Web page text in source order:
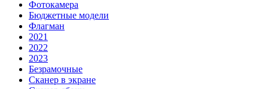
Фотокамера
Бюджетные модели
Флагман
2021
2022
2023
Безрамочные
Сканер в экране